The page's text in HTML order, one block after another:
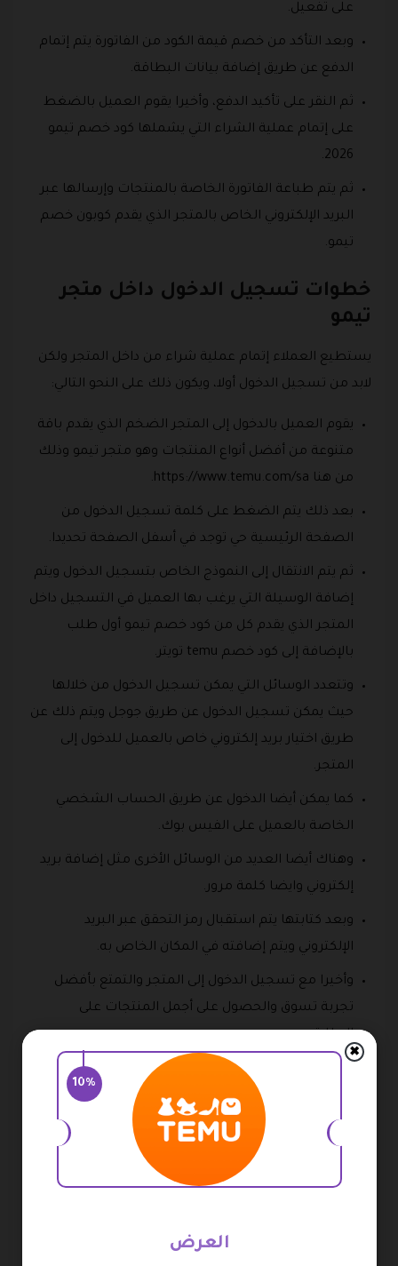
على تفعيل.
وبعد التأكد من خصم قيمة الكود من الفاتورة يتم إتمام
الدفع عن طريق إضافة بيانات البطاقة.
ثم النقر على تأكيد الدفع، وأخيرا يقوم العميل بالضغط
على إتمام عملية الشراء التي يشملها كود خصم تيمو
2026.
ثم يتم طباعة الفاتورة الخاصة بالمنتجات وإرسالها عبر
البريد الإلكتروني الخاص بالمتجر الذي يقدم كوبون خصم
تيمو.
خطوات تسجيل الدخول داخل متجر
تيمو
يستطيع العملاء إتمام عملية شراء من داخل المتجر ولكن
لابد من تسجيل الدخول أولا، ويكون ذلك على النحو التالي:
يقوم العميل بالدخول إلى المتجر الضخم الذي يقدم باقة
متنوعة من أفضل أنواع المنتجات وهو متجر تيمو وذلك
من هنا https://www.temu.com/sa.
بعد ذلك يتم الضغط على كلمة تسجيل الدخول من
الصفحة الرئيسية حي توجد في أسفل الصفحة تحديدا.
ثم يتم الانتقال إلى النموذج الخاص بتسجيل الدخول ويتم
إضافة الوسيلة التي يرغب بها العميل في التسجيل داخل
المتجر الذي يقدم كل من كود خصم تيمو أول طلب
بالإضافة إلى كود خصم temu تويتر.
وتتعدد الوسائل التي يمكن تسجيل الدخول من خلالها
حيث يمكن تسجيل الدخول عن طريق جوجل ويتم ذلك عن
طريق اختيار بريد إلكتروني خاص بالعميل للدخول إلى
المتجر.
كما يمكن أيضا الدخول عن طريق الحساب الشخصي
الخاصة بالعميل على الفيس بوك.
وهناك أيضا العديد من الوسائل الأخرى مثل إضافة بريد
إلكتروني وايضا كلمة مرور.
وبعد كتابتها يتم استقبال رمز التحقق عبر البريد
الإلكتروني ويتم إضافته في المكان الخاص به.
وأخيرا مع تسجيل الدخول إلى المتجر والتمتع بأفضل
تجربة تسوق والحصول على أجمل المنتجات على
هذا بالإضافة إلى اقتناء العديد من الخصومات ومنها كود
خدمات متجر تيمو
تتعدد الخدمات التي يوفرها متجر تيمو ويقدم معها كود
يتم تقديم خدمة شحن قياسية داخل متجر
10%
✖
العرض